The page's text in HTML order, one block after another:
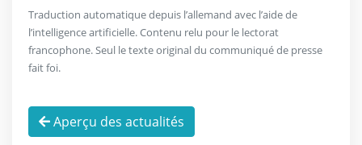
Traduction automatique depuis l’allemand avec l’aide de
l’intelligence artificielle. Contenu relu pour le lectorat
francophone. Seul le texte original du communiqué de presse
fait foi.
Aperçu des actualités